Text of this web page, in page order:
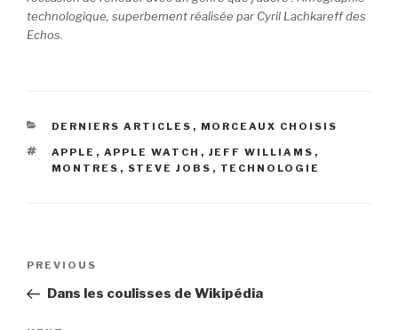
technologique, superbement réalisée par Cyril Lachkareff des
Echos.
CATEGORIES
DERNIERS ARTICLES , MORCEAUX CHOISIS
TAGS
APPLE , APPLE WATCH , JEFF WILLIAMS ,
MONTRES , STEVE JOBS , TECHNOLOGIE
Previous
Post
PREVIOUS
Dans les coulisses de Wikipédia